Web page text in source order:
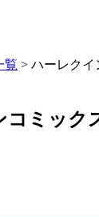
覧 > ハーレク
コミック